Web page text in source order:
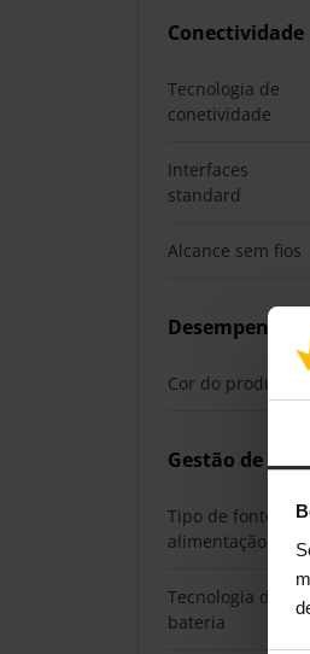
Conectividade
Tecnologia de
conetividade
Interfaces
standard
Alcance sem fios
Desempenho
Cor do produto
Gestão de
Tipo de fonte de
alimentação
Tecnologia da
bateria